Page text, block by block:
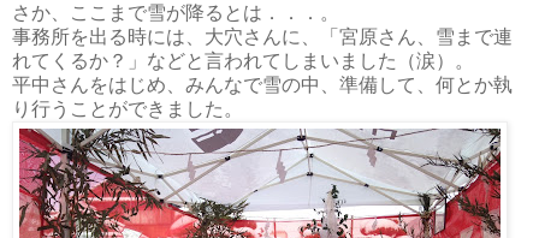
さか、ここまで雪が降るとは．．．。
事務所を出る時には、大穴さんに、「宮原さん、雪まで連
れてくるか？」などと言われてしまいました（涙）。
平中さんをはじめ、みんなで雪の中、準備して、何とか執
り行うことができました。